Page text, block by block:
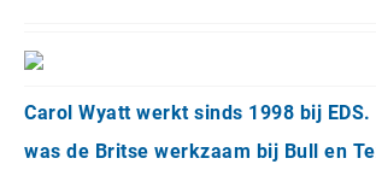
Carol Wyatt werkt sinds 1998 bij
was de Britse werkzaam bij Bull en